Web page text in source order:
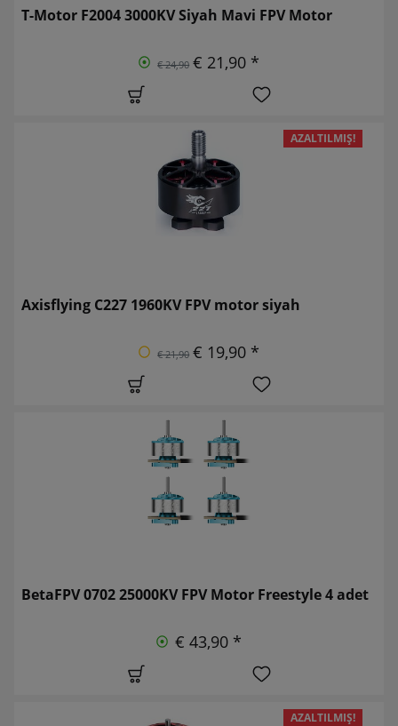
T-Motor F2004 3000KV Siyah Mavi FPV Motor
€ 24,90 € 21,90 *
AZALTILMIŞ!
Axisflying C227 1960KV FPV motor siyah
€ 21,90 € 19,90 *
BetaFPV 0702 25000KV FPV Motor Freestyle 4 adet
€ 43,90 *
AZALTILMIŞ!